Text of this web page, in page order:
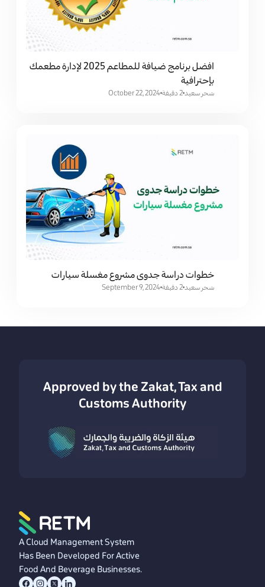
افضل برنامج ضيافة للمطاعم 2025 لإدارة مطعمك
بإحترافية
سَحر سعيد 2 دقيقة October 22, 2024
خطوات دراسة جدوى مشروع مغسلة سيارات
سَحر سعيد 2 دقيقة September 9, 2024
Approved by the Zakat, Tax and
Customs Authority
A Cloud Management System
Has Been Developed For Active
Food And Beverage Businesses.